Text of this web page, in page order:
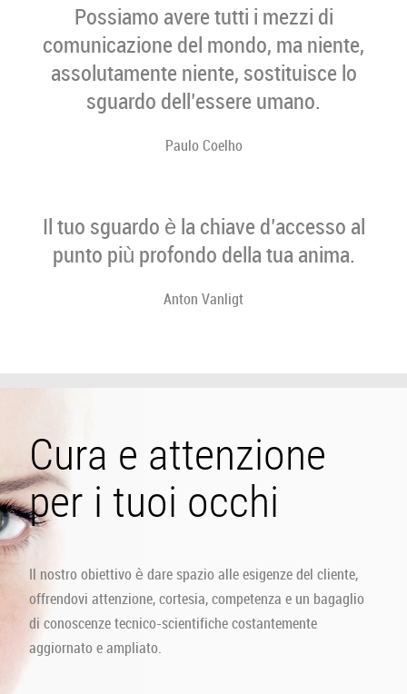
Possiamo avere tutti i mezzi di
comunicazione del mondo, ma niente,
assolutamente niente, sostituisce lo
sguardo dell’essere umano.
Paulo Coelho
Il tuo sguardo è la chiave d’accesso al
punto più profondo della tua anima.
Anton Vanligt
Cura e attenzione
per i tuoi occhi
Il nostro obiettivo è dare spazio alle esigenze del cliente,
offrendovi attenzione, cortesia, competenza e un bagaglio
di conoscenze tecnico-scientifiche costantemente
aggiornato e ampliato.